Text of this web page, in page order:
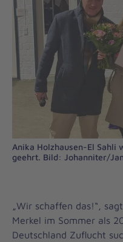
Anika Holzhausen-El
geehrt. Bild: Johanniter/
„Wir schaffen das!“,
Merkel im Sommer als
Deutschland Zuflucht